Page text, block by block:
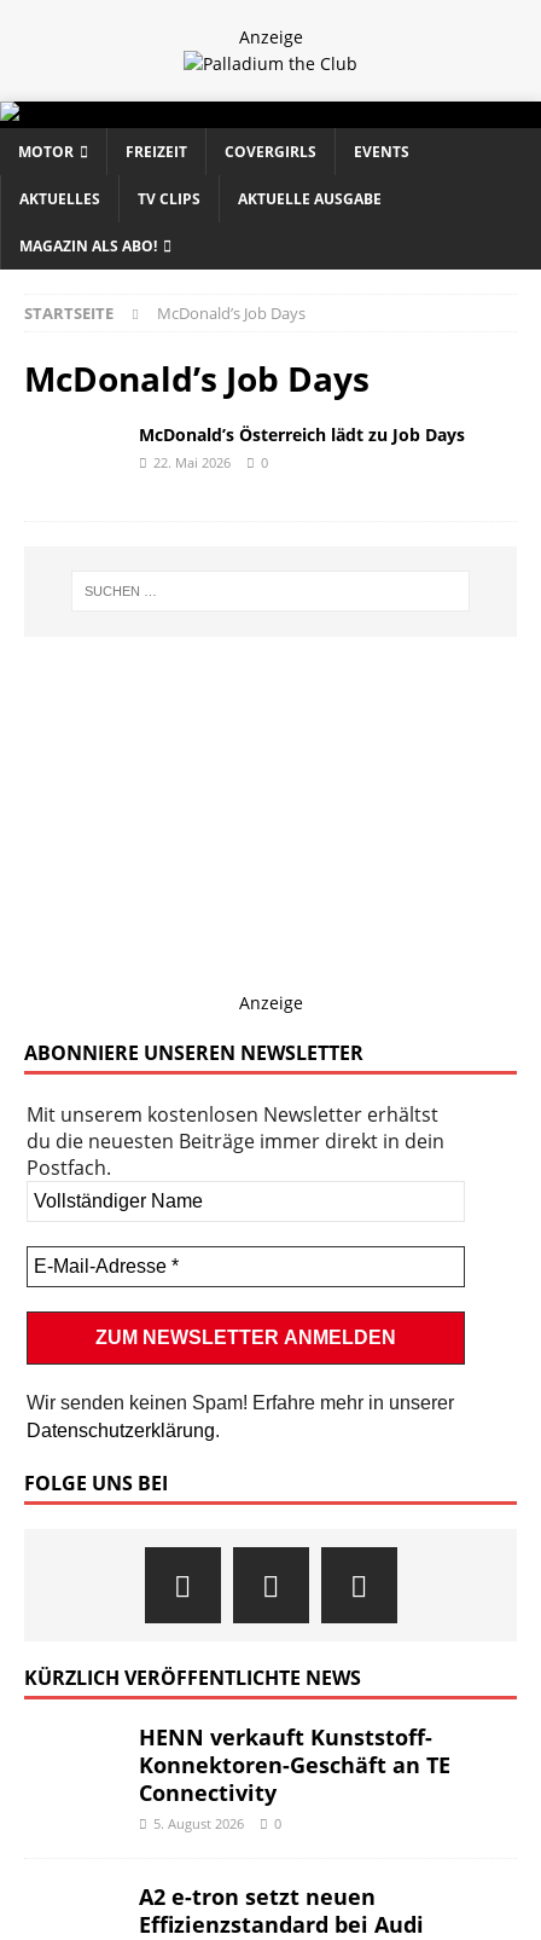
Anzeige
MOTOR FREIZEIT COVERGIRLS EVENTS
AKTUELLES TV CLIPS AKTUELLE AUSGABE
MAGAZIN ALS ABO!
STARTSEITE McDonald’s Job Days
McDonald’s Job Days
McDonald’s Österreich lädt zu Job Days
22. Mai 2026 0
Anzeige
ABONNIERE UNSEREN NEWSLETTER
Mit unserem kostenlosen Newsletter erhältst
du die neuesten Beiträge immer direkt in dein
Postfach.
Wir senden keinen Spam! Erfahre mehr in unserer
Datenschutzerklärung.
FOLGE UNS BEI
KÜRZLICH VERÖFFENTLICHTE NEWS
HENN verkauft Kunststoff-
Konnektoren-Geschäft an TE
Connectivity
5. August 2026 0
A2 e-tron setzt neuen
Effizienzstandard bei Audi